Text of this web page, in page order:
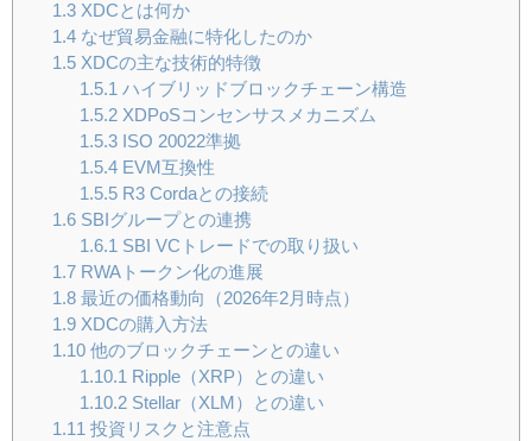
1.3XDCとは何か
1.4なぜ貿易金融に特化したのか
1.5XDCの主な技術的特徴
1.5.1 ハイブリッドブロックチェーン構造
1.5.2XDPoSコンセンサスメカニズム
1.5.3ISO 20022準拠
1.5.4EVM互換性
1.5.5R3 Cordaとの接続
1.6SBIグループとの連携
1.6.1 SBI VCトレードでの取り扱い
1.7RWAトークン化の進展
1.8最近の価格動向（2026年2月時点）
1.9XDCの購入方法
1.10他のブロックチェーンとの違い
1.10.1
Ripple（XRP）との違い
1.10.2Stellar（XLM）との違い
1.11 投資リスクと注意点